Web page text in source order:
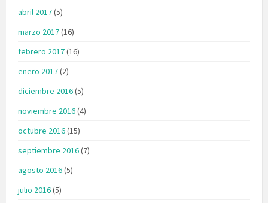
abril 2017(5)
marzo 2017(16)
febrero 2017(16)
enero 2017(2)
diciembre 2016(5)
noviembre 2016(4)
octubre 2016(15)
septiembre 2016(7)
agosto 2016(5)
julio 2016(5)